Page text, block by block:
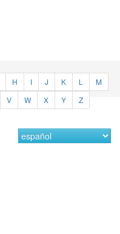
H I J K L
M
V W X Y Z